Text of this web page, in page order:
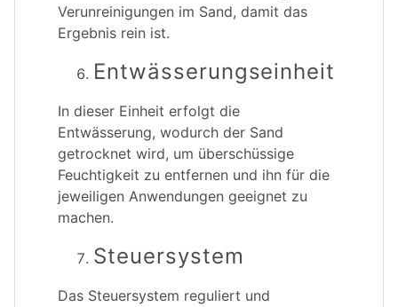
Verunreinigungen im Sand, damit das
Ergebnis rein ist.
Entwässerungseinheit
In dieser Einheit erfolgt die
Entwässerung, wodurch der Sand
getrocknet wird, um überschüssige
Feuchtigkeit zu entfernen und ihn für die
jeweiligen Anwendungen geeignet zu
machen.
Steuersystem
Das Steuersystem reguliert und